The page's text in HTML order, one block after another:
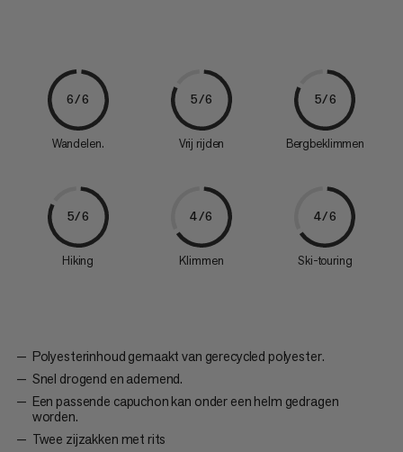
6/6
Wandelen.
5/6
Vrij rijden
5/6
Bergbeklimmen
5/6
Hiking
4/6
Klimmen
4/6
Ski-touring
Polyesterinhoud gemaakt van gerecycled polyester.
Snel drogend en ademend.
Een passende capuchon kan onder een helm gedragen
worden.
Twee zijzakken met rits